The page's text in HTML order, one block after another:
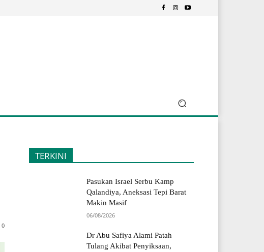
0
TERKINI
Pasukan Israel Serbu Kamp
Qalandiya, Aneksasi Tepi Barat
Makin Masif
06/08/2026
Dr Abu Safiya Alami Patah
Tulang Akibat Penyiksaan,